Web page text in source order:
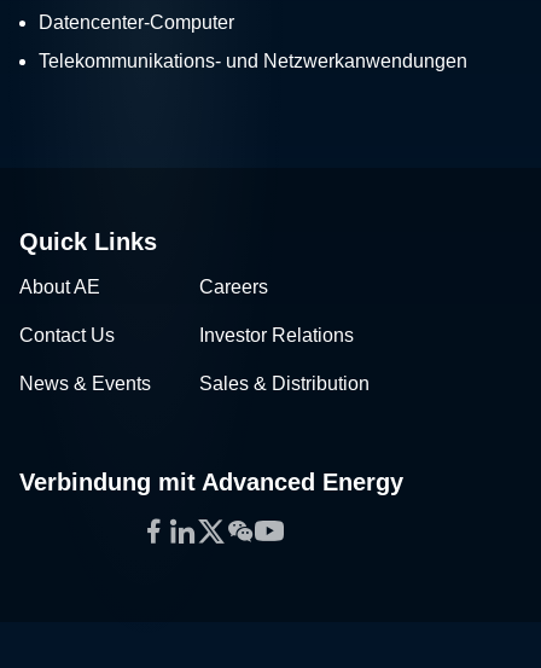
Datencenter-Computer
Telekommunikations- und Netzwerkanwendungen
Quick Links
About AE Careers
Contact Us Investor Relations
News & Events Sales & Distribution
Verbindung mit Advanced Energy
Facebook
LinkedIn
Twitter
WeChat
YouTube